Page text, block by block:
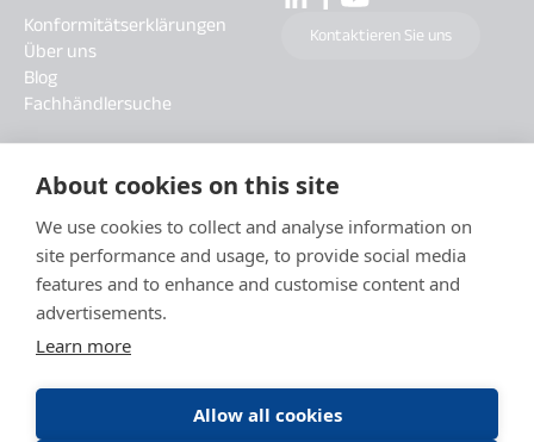
About cookies on this site
We use cookies to collect and analyse information on
site performance and usage, to provide social media
features and to enhance and customise content and
advertisements.
Learn more
Allow all cookies
Konformitätserklärungen
Über uns
Blog
Fachhändlersuche
Kontaktieren Sie uns